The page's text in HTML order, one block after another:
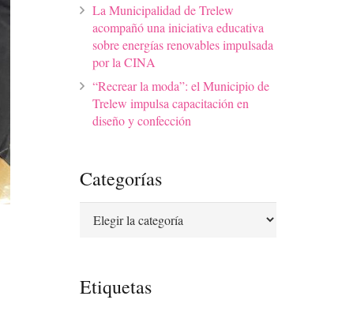
La Municipalidad de Trelew
acompañó una iniciativa educativa
sobre energías renovables impulsada
por la CINA
“Recrear la moda”: el Municipio de
Trelew impulsa capacitación en
diseño y confección
Categorías
Etiquetas